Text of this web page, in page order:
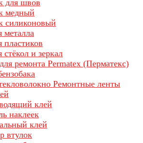
для швов
медный
силиконовый
металла
пластиков
стёкол и зеркал
ремонта Permatex (Перматекс)
Ремонтные ленты
клей
наклеек
клей
втулок